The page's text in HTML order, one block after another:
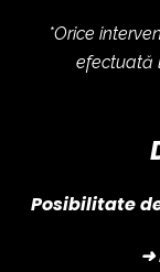
*Orice
efectuată
Posibilitate
➜